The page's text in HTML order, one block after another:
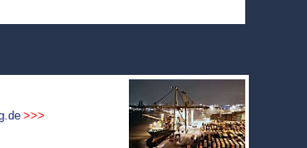
>>>